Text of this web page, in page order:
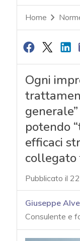
Home
Ogni
potendo
efficaci
collegato
Pubblicato il
Giuseppe
Consulente e